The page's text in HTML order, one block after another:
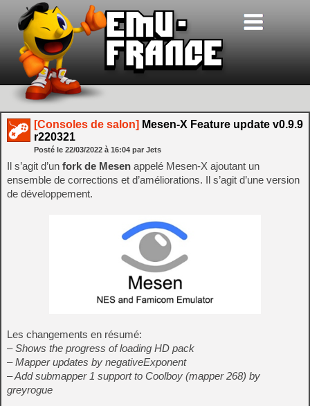
[Consoles de salon] Mesen-X Feature update v0.9.9
r220321
Posté le 22/03/2022 à 16:04 par Jets
Il s’agit d’un fork de Mesen appelé Mesen-X ajoutant un
ensemble de corrections et d’améliorations. Il s’agit d’une version
de développement.
Les changements en résumé:
– Shows the progress of loading HD pack
– Mapper updates by negativeExponent
– Add submapper 1 support to Coolboy (mapper 268) by
greyrogue